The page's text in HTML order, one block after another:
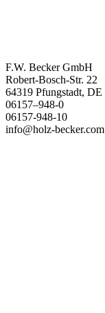
F.W. Becker GmbH
Robert-Bosch-Str. 22
64319 Pfungstadt, DE
06157–948-0
06157-948-10
info@holz-becker.com